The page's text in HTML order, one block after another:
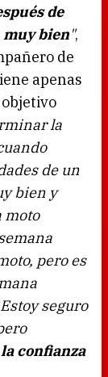
de
muy bien",
de
apenas
la
de un
bien y
moto
pero es
seguro
confianza